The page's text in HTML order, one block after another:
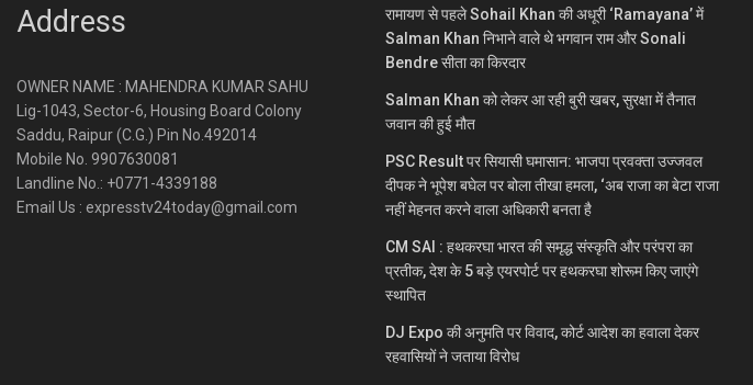
Address
OWNER NAME : MAHENDRA KUMAR SAHU
Lig-1043, Sector-6, Housing Board Colony
Saddu, Raipur (C.G.) Pin No.492014
Mobile No. 9907630081
Landline No.: +0771-4339188
Email Us : expresstv24today@gmail.com
रामायण से पहले Sohail Khan की अधूरी ‘Ramayana’ में
Salman Khan निभाने वाले थे भगवान राम और Sonali
Bendre सीता का किरदार
Salman Khan को लेकर आ रही बुरी खबर, सुरक्षा में तैनात
जवान की हुई मौत
PSC Result पर सियासी घमासान: भाजपा प्रवक्ता उज्जवल
दीपक ने भूपेश बघेल पर बोला तीखा हमला, ‘अब राजा का बेटा राजा
नहीं मेहनत करने वाला अधिकारी बनता है
CM SAI : हथकरघा भारत की समृद्ध संस्कृति और परंपरा का
प्रतीक, देश के 5 बड़े एयरपोर्ट पर हथकरघा शोरूम किए जाएंगे
स्थापित
DJ Expo की अनुमति पर विवाद, कोर्ट आदेश का हवाला देकर
रहवासियों ने जताया विरोध